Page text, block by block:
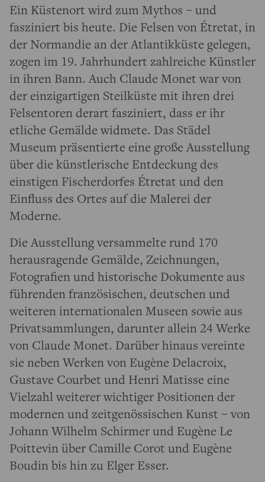
Ein Küstenort wird zum Mythos – und
fasziniert bis heute. Die Felsen von Étretat, in
der Normandie an der Atlantikküste gelegen,
zogen im 19. Jahrhundert zahlreiche Künstler
in ihren Bann. Auch Claude Monet war von
der einzigartigen Steilküste mit ihren drei
Felsentoren derart fasziniert, dass er ihr
etliche Gemälde widmete. Das Städel
Museum präsentierte eine große Ausstellung
über die künstlerische Entdeckung des
einstigen Fischerdorfes Étretat und den
Einfluss des Ortes auf die Malerei der
Moderne.
Die Ausstellung versammelte rund 170
herausragende Gemälde, Zeichnungen,
Fotografien und historische Dokumente aus
führenden französischen, deutschen und
weiteren internationalen Museen sowie aus
Privatsammlungen, darunter allein 24 Werke
von Claude Monet. Darüber hinaus vereinte
sie neben Werken von Eugène Delacroix,
Gustave Courbet und Henri Matisse eine
Vielzahl weiterer wichtiger Positionen der
modernen und zeitgenössischen Kunst – von
Johann Wilhelm Schirmer und Eugène Le
Poittevin über Camille Corot und Eugène
Boudin bis hin zu Elger Esser.